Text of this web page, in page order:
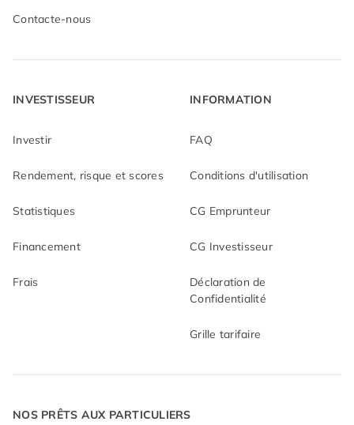
Contacte-nous
INVESTISSEUR
Investir
Rendement, risque et scores
Statistiques
Financement
Frais
INFORMATION
FAQ
Conditions d'utilisation
CG Emprunteur
CG Investisseur
Déclaration de
Confidentialité
Grille tarifaire
NOS PRÊTS AUX PARTICULIERS